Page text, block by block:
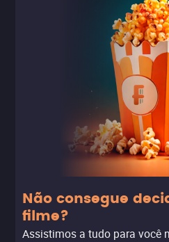
Não consegue
filme?
Assistimos a tudo para você